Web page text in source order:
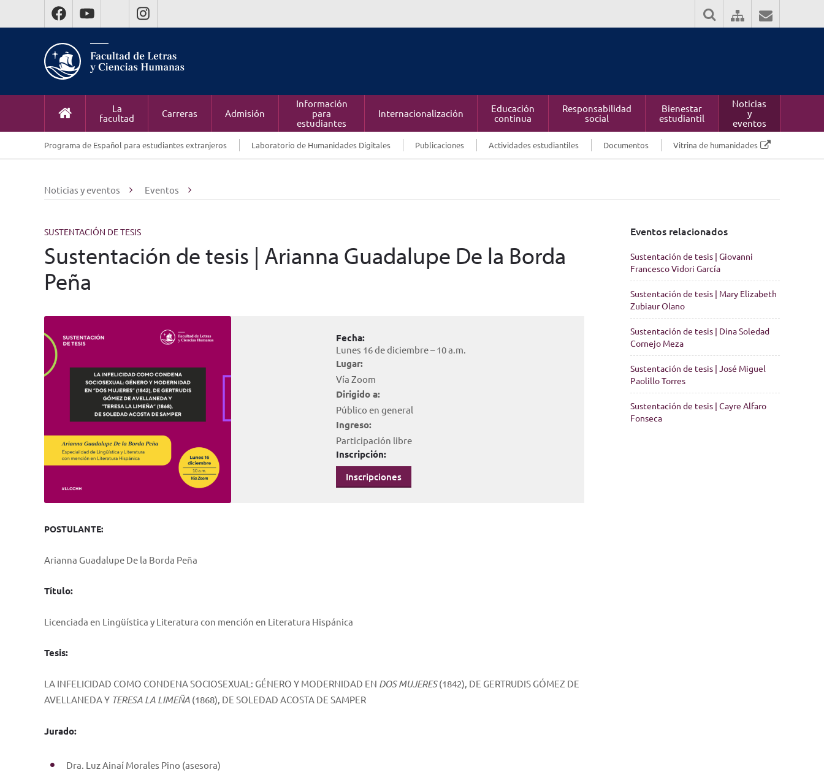
La
facultad
Carreras Admisión
Información
para
estudiantes
Internacionalización
Educación
continua
Responsabilidad
social
Bienestar
estudiantil
Noticias
y
eventos
Programa de Español para estudiantes extranjeros Laboratorio de Humanidades Digitales Publicaciones Actividades estudiantiles Documentos Vitrina de humanidades
Noticias y eventos Eventos
SUSTENTACIÓN DE TESIS
Sustentación de tesis | Arianna Guadalupe De la Borda
Peña
Fecha:
Lunes 16 de diciembre – 10 a.m.
Lugar:
Vía Zoom
Dirigido a:
Público en general
Ingreso:
Participación libre
Inscripción:
Inscripciones
POSTULANTE:
Arianna Guadalupe De la Borda Peña
Título:
Licenciada en Lingüística y Literatura con mención en Literatura Hispánica
Tesis:
LA INFELICIDAD COMO CONDENA SOCIOSEXUAL: GÉNERO Y MODERNIDAD EN DOS MUJERES(1842), DE GERTRUDIS GÓMEZ DE
AVELLANEDA Y TERESA LA LIMEÑA (1868), DE SOLEDAD ACOSTA DE SAMPER
Jurado:
Dra. Luz Ainaí Morales Pino (asesora)
Eventos relacionados
Sustentación de tesis | Giovanni
Francesco Vidori García
Sustentación de tesis | Mary Elizabeth
Zubiaur Olano
Sustentación de tesis | Dina Soledad
Cornejo Meza
Sustentación de tesis | José Miguel
Paolillo Torres
Sustentación de tesis | Cayre Alfaro
Fonseca